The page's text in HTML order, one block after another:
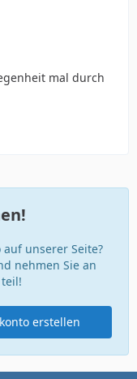
mal durch
unserer Seite?
nehmen Sie an
erstellen